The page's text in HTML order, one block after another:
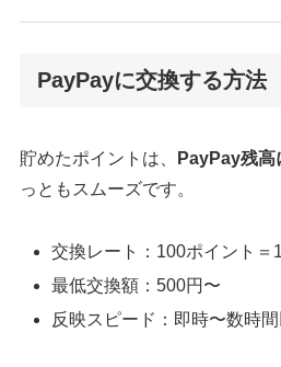
PayPayに交換する方法
貯めたポイントは、 PayPay残高
っともスムーズです。
交換レート：100ポイント＝
最低交換額：500円〜
反映スピード：即時〜数時